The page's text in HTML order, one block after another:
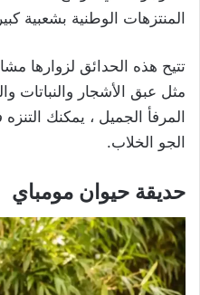
المنتزهات الوطنية بشعبية
تتيح هذه الحدائق لزوارها
مثل عبق الأشجار والنباتات
المرفأ الجميل ، يمكنك
الجو الخلاب.
حديقة حيوان مومباي